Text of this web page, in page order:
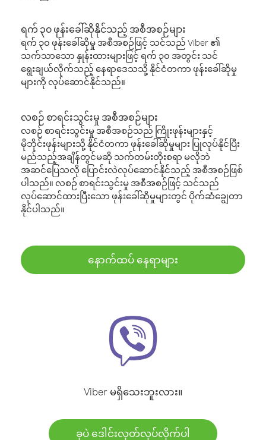
ရက် ၃၀ ဖုန်းခေါ်ဆိုနိုင်သည့် အစီအစဉ်များ
ရက် ၃၀ ဖုန်းခေါ်ဆိုမှု အစီအစဉ်ဖြင့် သင်သည် Viber ၏
သက်သာသော နှုန်းထားများဖြင့် ရက် ၃၀ အတွင်း သင်
ရွေးချယ်လိုက်သည့် နေရာဒေသသို့ နိုင်ငံတကာ ဖုန်းခေါ်ဆိုမှု
များကို လုပ်ဆောင်နိုင်သည်။
လစဉ် စာရင်းသွင်းမှု အစီအစဉ်များ
လစဉ် စာရင်းသွင်းမှု အစီအစဉ်သည် ကြိုးဖုန်းများနှင့်
မိုဘိုင်းဖုန်းများသို့ နိုင်ငံတကာ ဖုန်းခေါ်ဆိုမှုများ ပြုလုပ်နိုင်ပြီး
မည်သည့်အချိန်တွင်မဆို သက်တမ်းတိုးစရာ မလိုဘဲ
အဆင်ပြေသလို ပြောင်းလဲလုပ်ဆောင်နိုင်သည့် အစီအစဉ်ဖြစ်
ပါသည်။ လစဉ် စာရင်းသွင်းမှု အစီအစဉ်ဖြင့် သင်သည်
လုပ်ဆောင်ထားပြီးသော ဖုန်းခေါ်ဆိုမှုများတွင် ပိုက်ဆံချွေတာ
နိုင်ပါသည်။
နောက်ထပ် နေရာများ
Viber မရှိသေးဘူးလား။
ခုပဲ ဒေါင်းလုတ်လုပ်လိုက်ပါ